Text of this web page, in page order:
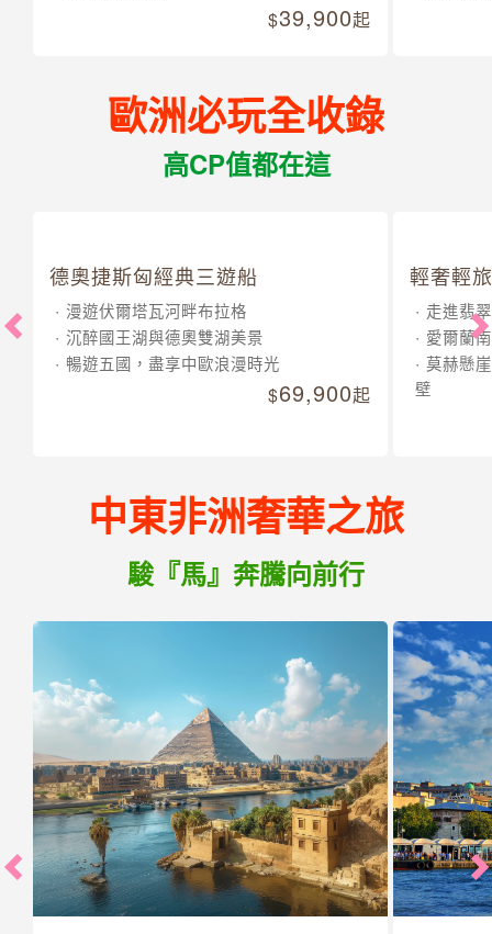
39,900起
歐洲必玩全收錄
高CP值都在這
德奧捷斯匈經典三遊船
漫遊伏爾塔瓦河畔布拉格
沉醉國王湖與德奧雙湖美景
暢遊五國，盡享中歐浪漫時光
69,900起
輕奢輕
走進翡
愛爾蘭
莫赫懸
壁
中東非洲奢華之旅
駿『馬』奔騰向前行